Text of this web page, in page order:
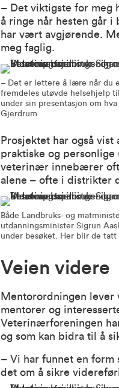
– Det viktigste for meg
å ringe når hesten går i
har vært avgjørende.
meg faglig.
– Det er lettere å lære når du
fremdeles utøvde helsehjelp
under sin presentasjon om
Gjerdrum
Prosjektet har også
praktiske og
veterinær innebærer
alene – ofte i distrikter
Både Landbruks- og
utdanningsminister Sigrun
under besøket. Her blir de
Veien videre
Mentorordningen lever
mentorer og
Veterinærforeningen
og som kan bidra til å
– Vi har funnet en form
det om å sikre